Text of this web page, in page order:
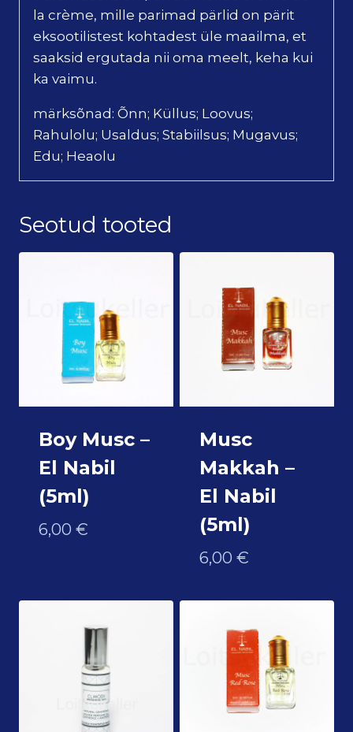
la crème, mille parimad pärlid on pärit
eksootilistest kohtadest üle maailma, et
saaksid ergutada nii oma meelt, keha kui
ka vaimu.
märksõnad: Õnn; Küllus; Loovus;
Rahulolu; Usaldus; Stabiilsus; Mugavus;
Edu; Heaolu
Seotud tooted
Boy Musc –
El Nabil
(5ml)
6,00 €
Musc
Makkah –
El Nabil
(5ml)
6,00 €